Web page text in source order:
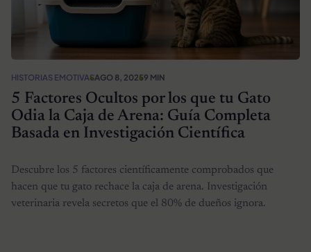
HISTORIAS EMOTIVASAGO 8, 20259 MIN
5 Factores Ocultos por los que tu Gato
Odia la Caja de Arena: Guía Completa
Basada en Investigación Científica
Descubre los 5 factores científicamente comprobados que
hacen que tu gato rechace la caja de arena. Investigación
veterinaria revela secretos que el 80% de dueños ignora.